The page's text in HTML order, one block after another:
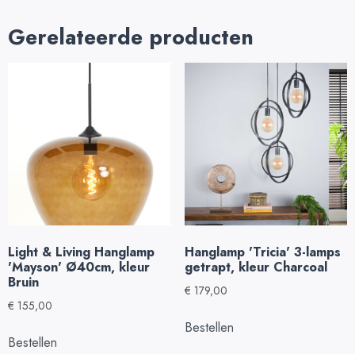
Gerelateerde producten
Light & Living Hanglamp
'Mayson' Ø40cm, kleur
Bruin
€ 155,00
Bestellen
Hanglamp 'Tricia' 3-lamps
getrapt, kleur Charcoal
€ 179,00
Bestellen